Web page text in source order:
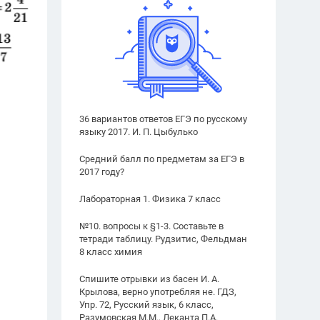
36 вариантов ответов ЕГЭ по русскому
языку 2017. И. П. Цыбулько
Средний балл по предметам за ЕГЭ в
2017 году?
Лабораторная 1. Физика 7 класс
№10. вопросы к §1-3. Составьте в
тетради таблицу. Рудзитис, Фельдман
8 класс химия
Спишите отрывки из басен И. А.
Крылова, верно употребляя не. ГДЗ,
Упр. 72, Русский язык, 6 класс,
Разумовская М.М., Леканта П.А.